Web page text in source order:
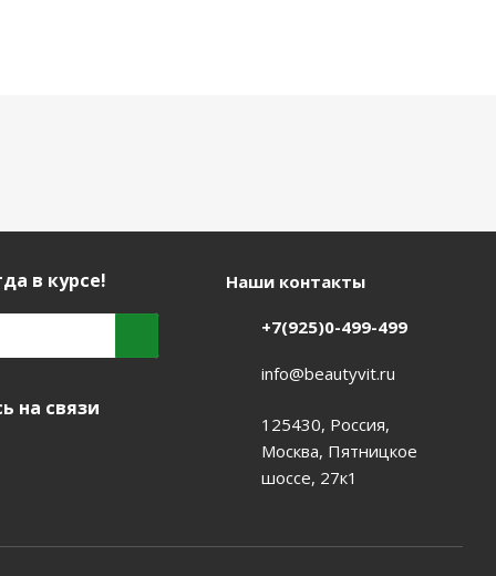
в курсе!
на связи
Наши контакты
+7(925)0-499-499
info@beautyvit.ru
125430, Россия,
Москва, Пятницкое
шоссе, 27к1